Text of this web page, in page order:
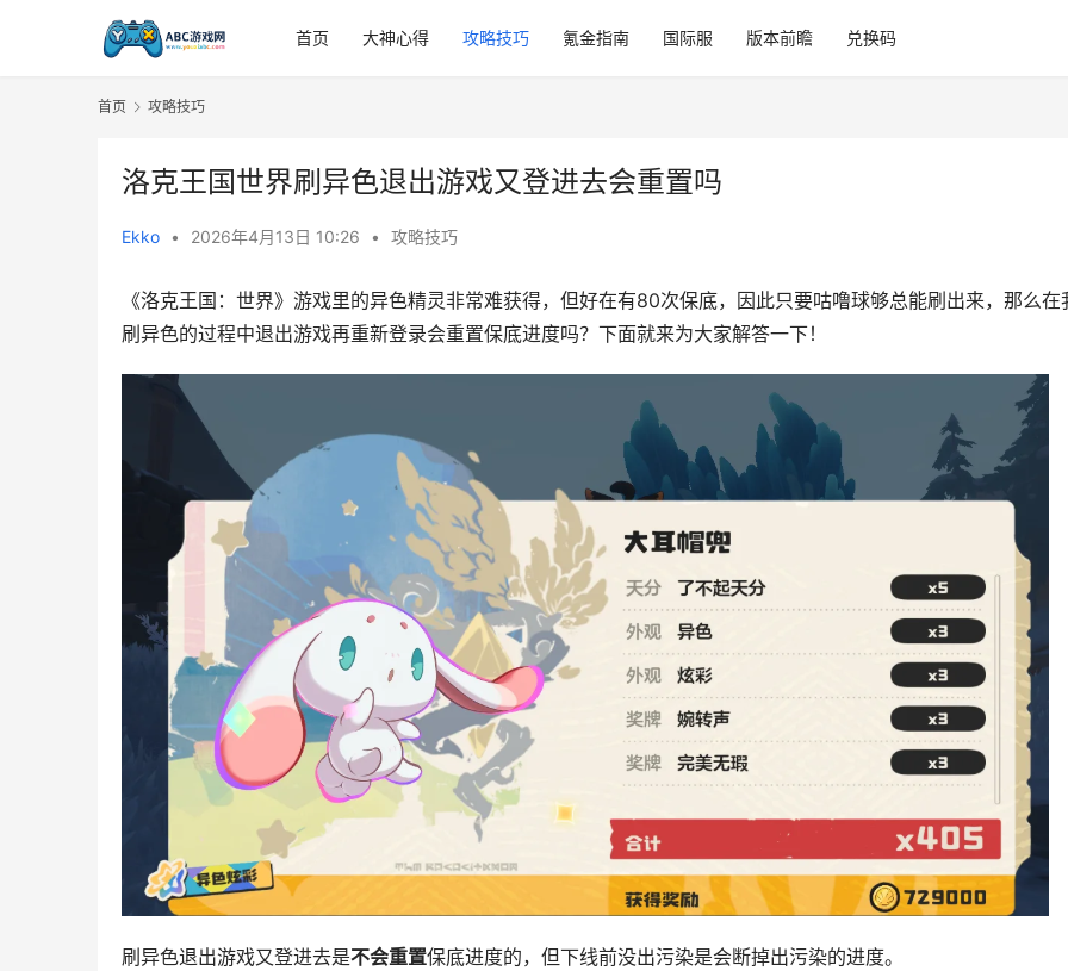
首页 大神心得 攻略技巧 氪金指南 国际服 版本前瞻 兑换码
首页 攻略技巧
洛克王国世界刷异色退出游戏又登进去会重置吗
Ekko • 2026年4月13日 10:26 • 攻略技巧
《洛克王国：世界》游戏里的异色精灵非常难获得，但好在有80次保底，因此只要咕噜球够总能刷出来，那么在
刷异色的过程中退出游戏再重新登录会重置保底进度吗？下面就来为大家解答一下！
刷异色退出游戏又登进去是不会重置保底进度的，但下线前没出污染是会断掉出污染的进度。